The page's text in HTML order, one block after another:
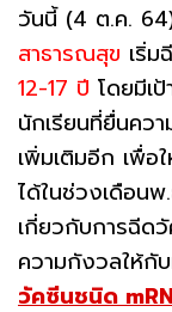
วันนี้ (4 ต.ค.
สาธารณสุข เริ่ม
12-17 ปี โดยมีเ
นักเรียนที่ยื่นคว
เพิ่มเติมอีก เพื่อ
ได้ในช่วงเดือน
เกี่ยวกับการฉีด
ความกังวลให้กั
วัคซีนชนิด